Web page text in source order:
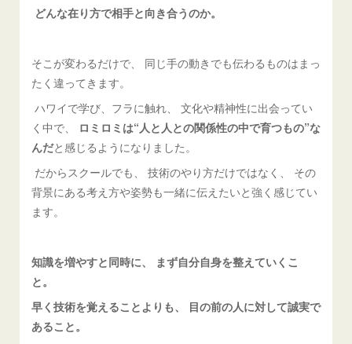
どんな在り方で相手と向き合うのか。
そこが変わるだけで、 同じ手の動きでも伝わるものはまっ
たく違ってきます。
ハワイで学び、フラに触れ、 文化や精神性に出会ってい
く中で、 ロミロミは“人と人との関係性の中で育つもの”な
んだと感じるようになりました。
だからスクールでも、 技術のやり方だけではなく、 その
背景にある考え方や姿勢も一緒に伝えたいと強く感じてい
ます。
知識を増やすと同時に、 まず自分自身を整えていくこ
と。
早く技術を覚えることよりも、 目の前の人に対して誠実で
あること。